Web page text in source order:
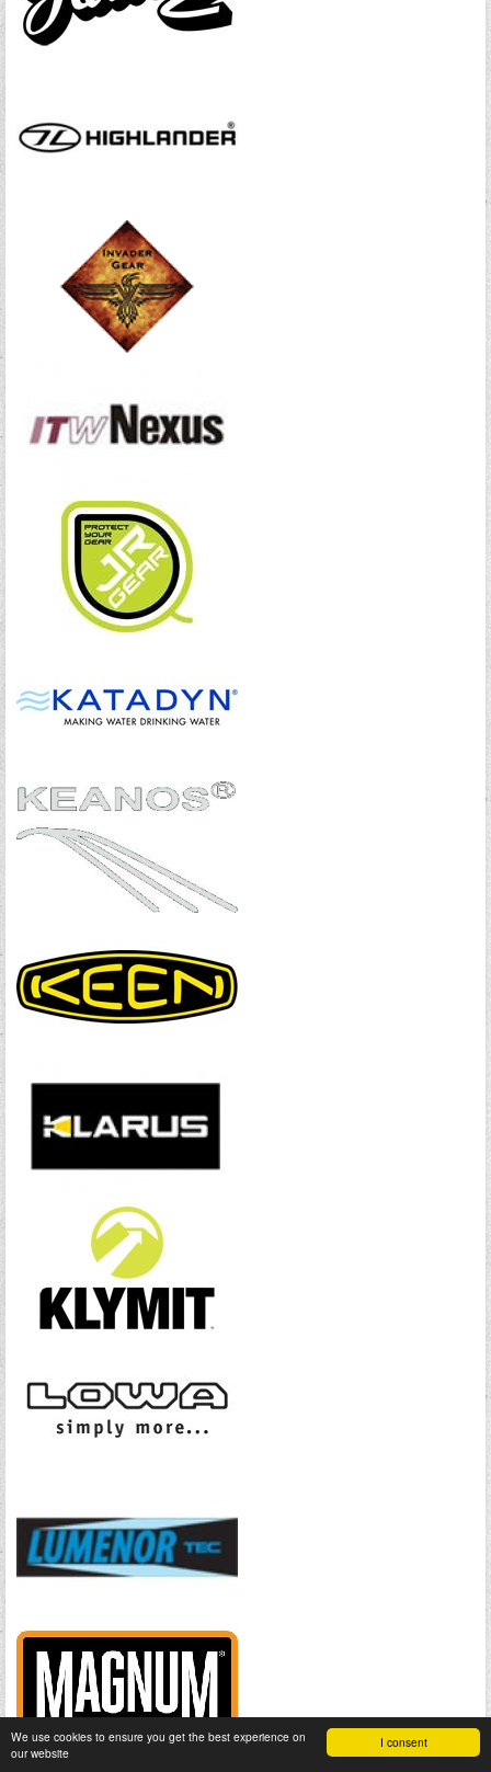
I consent
We use cookies to ensure you get the best experience on
our website